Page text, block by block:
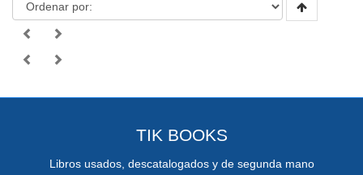
TIK BOOKS
Libros usados, descatalogados y de segunda mano